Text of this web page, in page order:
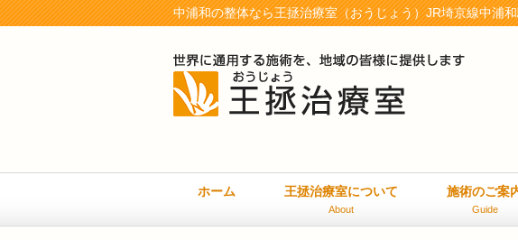
中浦和の整体なら王拯治療室（おうじょう）JR埼京線中浦
ホーム 王拯治療室について
About
施術のご案
Guide